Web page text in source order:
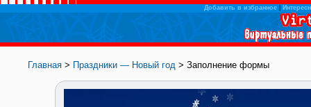
Добавить в избранное|
Главная > Праздники — Новый год > Заполнение формы